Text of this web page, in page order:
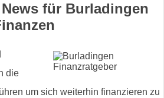
für Burladingen
die
um sich weiterhin finanzieren zu